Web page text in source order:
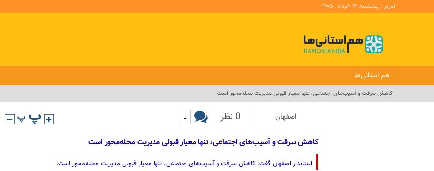
امروز : پنجشنبه, ۱۴ خرداد , ۱۴۰۵
هم استانی‌ها
کاهش سرقت و آسیب‌های اجتماعی، تنها معیار قبولی مدیریت محله‌محور است_
اصفهان 0 نظر -
کاهش سرقت و آسیب‌های اجتماعی، تنها معیار قبولی مدیریت محله‌محور است
استاندار اصفهان گفت: کاهش سرقت و آسیب‌های اجتماعی، تنها معیار قبولی مدیریت محله‌محور است.